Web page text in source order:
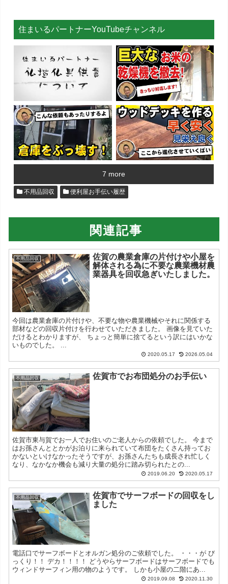
住まいるパートナーYouTubeチャンネル
7 more
不用品回収 便利屋お手伝い履歴
関連記事
不用品回収
佐賀の農業倉庫の片付けや小屋を
解体される為に不要な農業機材農
業器具を回収急ぎいたしました。
今回は農業倉庫の片付けや、不要な物や農業機械やそれに関係する
部材などの回収片付けを行わせていただきました。 画像を見ていた
だけるとわかりますが、 ちょっと簡単に捨てるという訳にはいかな
いものでした。 ...
2020.05.17 2026.05.04
不用品回収 佐賀市でお布団処分のお手伝い
佐賀市東与賀でお一人でお住いのご老人からの依頼でした。 今まで
はお孫さんととかがお泊りに来られていて布団をたくさん持ってお
かないといけなかったそうですが、お孫さんたちも成長され忙しく
なり、なかなか機会も減り大量の処分に踏み切られたとの...
2019.06.20 2020.05.17
不用品回収
佐賀市でサーフボードの回収をし
ました
電話口でサーフボードとオルガン処分のご依頼でした。 ・・・が び
っくり！！ デカ！！！！ どうやらサーフボードはサーフボードでも
ウィンドサーフィン用の物のようです。 しかも小屋の二階にあ...
2019.09.08 2020.11.30